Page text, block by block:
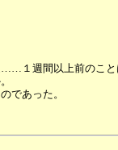
１週間以上前のこと
であった。